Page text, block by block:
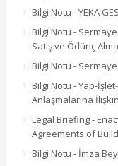
Bilgi Notu - YEKA
Bilgi Notu - Sermaye
Satış ve Ödünç
Bilgi Notu -
Bilgi Notu - Yap-
Anlaşmalarına
Legal Briefing -
Agreements of
Bilgi Notu - İmza